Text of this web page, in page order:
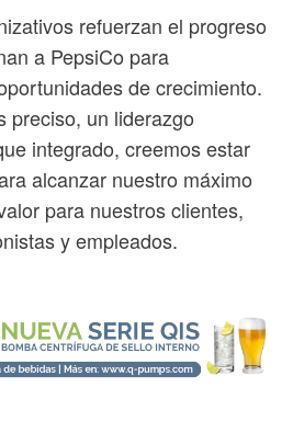
refuerzan el progreso
a PepsiCo para
de crecimiento.
preciso, un liderazgo
integrado, creemos estar
alcanzar nuestro máximo
para nuestros clientes,
y empleados.